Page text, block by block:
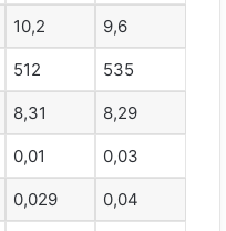
10,2 9,6
512 535
8,31 8,29
0,01 0,03
0,029 0,04